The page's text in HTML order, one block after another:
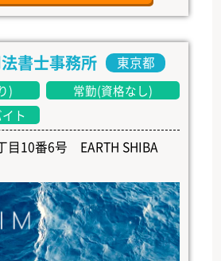
書士事務所 東京都
)
常勤(資格なし)
ト
目10番6号 EARTH SHIBA